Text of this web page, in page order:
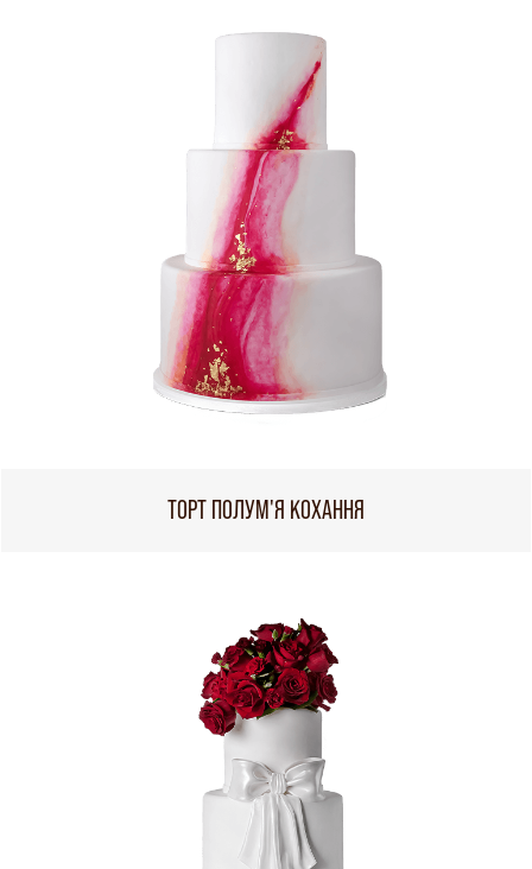
ТОРТ ПОЛУМ'Я КОХАННЯ